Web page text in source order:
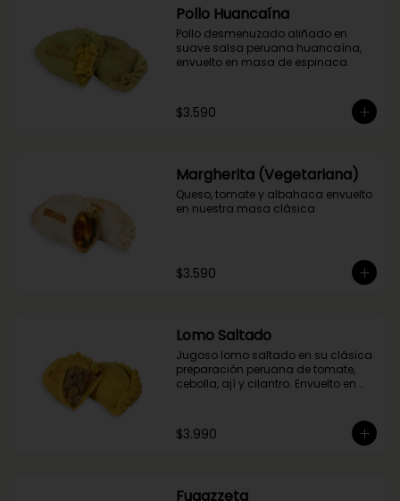
Pollo Huancaína
Pollo desmenuzado aliñado en
suave salsa peruana huancaína,
envuelto en masa de espinaca.
$3.590
Margherita (Vegetariana)
Queso, tomate y albahaca envuelto
en nuestra masa clásica
$3.590
Lomo Saltado
Jugoso lomo saltado en su clásica
preparación peruana de tomate,
cebolla, ají y cilantro. Envuelto en
$3.990
Fugazzeta